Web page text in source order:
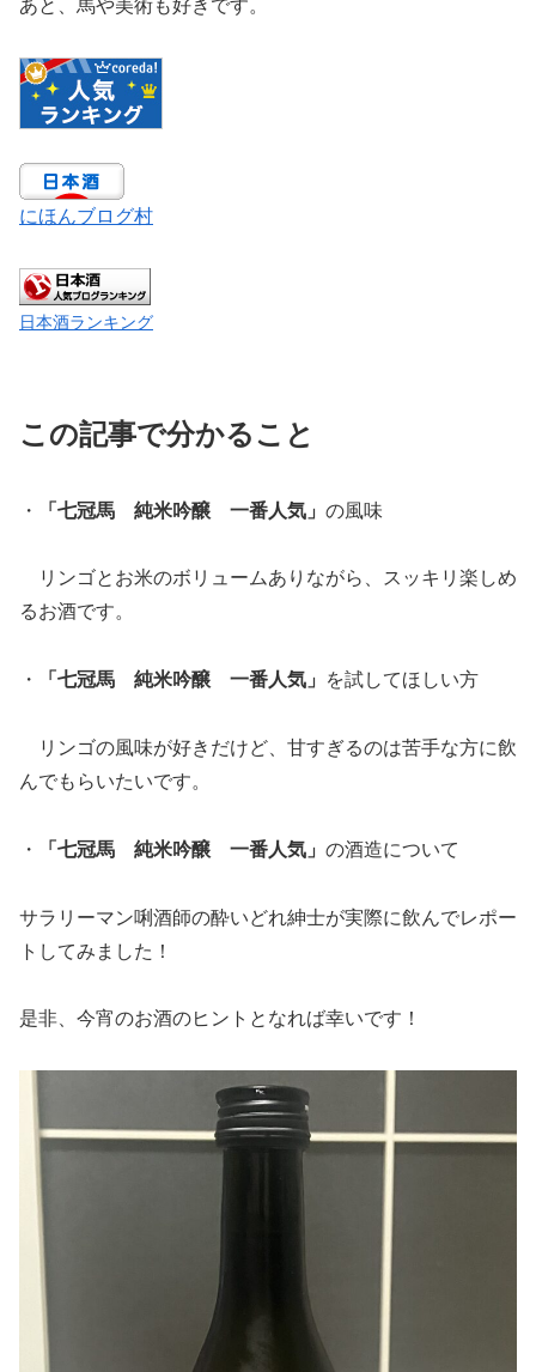
あと、馬や美術も好きです。
にほんブログ村
日本酒ランキング
この記事で分かること
・ 「七冠馬 純米吟醸 一番人気」 の風味
リンゴとお米のボリュームありながら、スッキリ楽しめ
るお酒です。
・ 「七冠馬 純米吟醸 一番人気」 を試してほしい方
リンゴの風味が好きだけど、甘すぎるのは苦手な方に飲
んでもらいたいです。
・ 「七冠馬 純米吟醸 一番人気」 の酒造について
サラリーマン唎酒師の酔いどれ紳士が実際に飲んでレポー
トしてみました！
是非、今宵のお酒のヒントとなれば幸いです！